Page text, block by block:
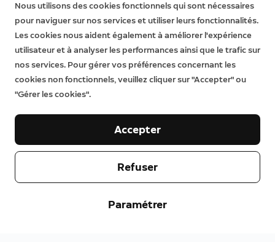
Nous utilisons des cookies fonctionnels qui sont nécessaires
pour naviguer sur nos services et utiliser leurs fonctionnalités.
Les cookies nous aident également à améliorer l'expérience
utilisateur et à analyser les performances ainsi que le trafic sur
nos services. Pour gérer vos préférences concernant les
cookies non fonctionnels, veuillez cliquer sur "Accepter" ou
"Gérer les cookies".
Paramétrer
Refuser
Accepter